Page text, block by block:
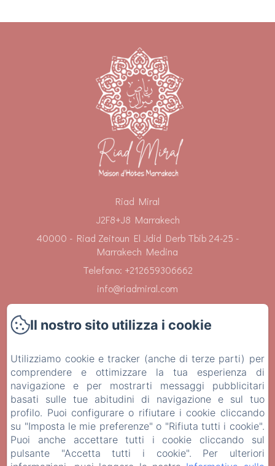
Riad Miral
J2F8+J8 Marrakech
40000 - Riad Zeitoun El Jdid Derb Tbib 24-25 -
Marrakech Medina
Telefono: +212659306662
info@riadmiral.com
Home
Camere
Servizi
Contatti
Il nostro sito utilizza i cookie
Utilizziamo cookie e tracker (anche di terze parti) per
comprendere e ottimizzare la tua esperienza di
navigazione e per mostrarti messaggi pubblicitari
basati sulle tue abitudini di navigazione e sul tuo
profilo. Puoi configurare o rifiutare i cookie cliccando
su "Imposta le mie preferenze" o "Rifiuta tutti i cookie".
Puoi anche accettare tutti i cookie cliccando sul
pulsante "Accetta tutti i cookie". Per ulteriori